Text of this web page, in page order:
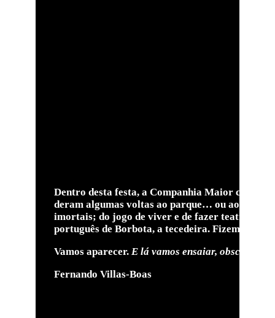
Dentro desta festa, a Companhia Maior criou a
deram algumas voltas ao parque… ou ao
imortais; do jogo de viver e de fazer teatradas.
português de Borbota, a tecedeira. Fizemos
Vamos aparecer. E lá vamos ensaiar,
Fernando Villas-Boas